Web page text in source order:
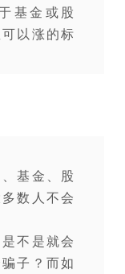
基金或股
以涨的标
基金、股
数人不会
不是就会
子？而如